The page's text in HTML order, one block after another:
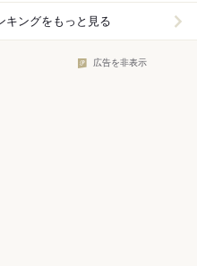
キングをもっと見る
広告を非表示